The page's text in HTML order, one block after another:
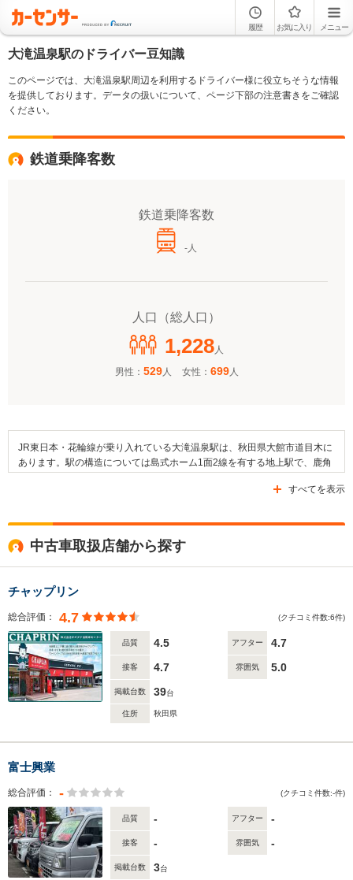
履歴 お気に入り メニュー
大滝温泉駅のドライバー豆知識
このページでは、大滝温泉駅周辺を利用するドライバー様に役立ちそうな情報
を提供しております。データの扱いについて、ページ下部の注意書きをご確認
ください。
鉄道乗降客数
鉄道乗降客数
-人
人口（総人口）
1,228 人
男性： 529人 女性： 699人
JR東日本・花輪線が乗り入れている大滝温泉駅は、秋田県大館市道目木に
あります。駅の構造については島式ホーム1面2線を有する地上駅で、鹿角
て、花輪線内では十二所駅や扇田駅が当駅と隣接している駅になっていま
た、駅の周辺地域には稲荷神社や神明社といった神社が建てられていま
す。なお、大滝温泉駅の近隣エリアには国道103号線や県道136号線などの
道路が通っています。
すべてを表示
中古車取扱店舗から探す
チャップリン
総合評価： 4.7 (クチコミ件数:6件)
品質 4.5 アフター 4.7
接客 4.7 雰囲気 5.0
掲載台数 39台
住所 秋田県
富士興業
総合評価： - (クチコミ件数:-件)
品質 - アフター -
接客 - 雰囲気 -
掲載台数 3台